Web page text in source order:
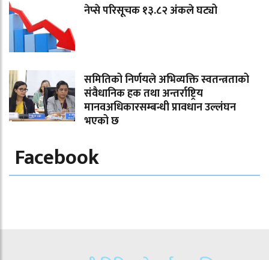
नेप्से परिसूचक १३.८२ अंकले घट्यो
समितिको निर्णयले अभिव्यक्ति स्वतन्त्रताको
संवैधानिक हक तथा अन्तर्राष्ट्रिय
मानवअधिकारसम्बन्धी प्रावधान उल्लंघन
भएको छ
Facebook